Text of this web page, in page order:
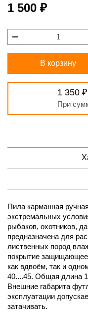
1 500 ₽
В корзину
1 350 ₽
При
Пила карманная
экстремальных
рыбаков, охотников,
предназначена для
лиственных пород
покрытие
как вдвоём, так и
40....45. Общая длина
Внешние габарита
эксплуатации
затачивать.